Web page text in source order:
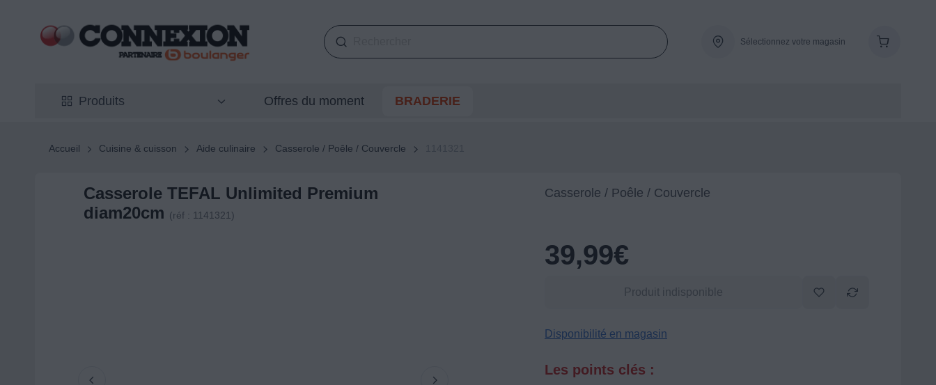
Sélectionnez votre magasin
Produits Offres du moment BRADERIE
Accueil Cuisine & cuisson Aide culinaire Casserole / Poêle / Couvercle
Casserole TEFAL Unlimited Premium
diam20cm (réf : 1141321)
Casserole / Poêle / Couvercle
39,99€
Produit indisponible
Disponibilité en magasin
Les points clés :